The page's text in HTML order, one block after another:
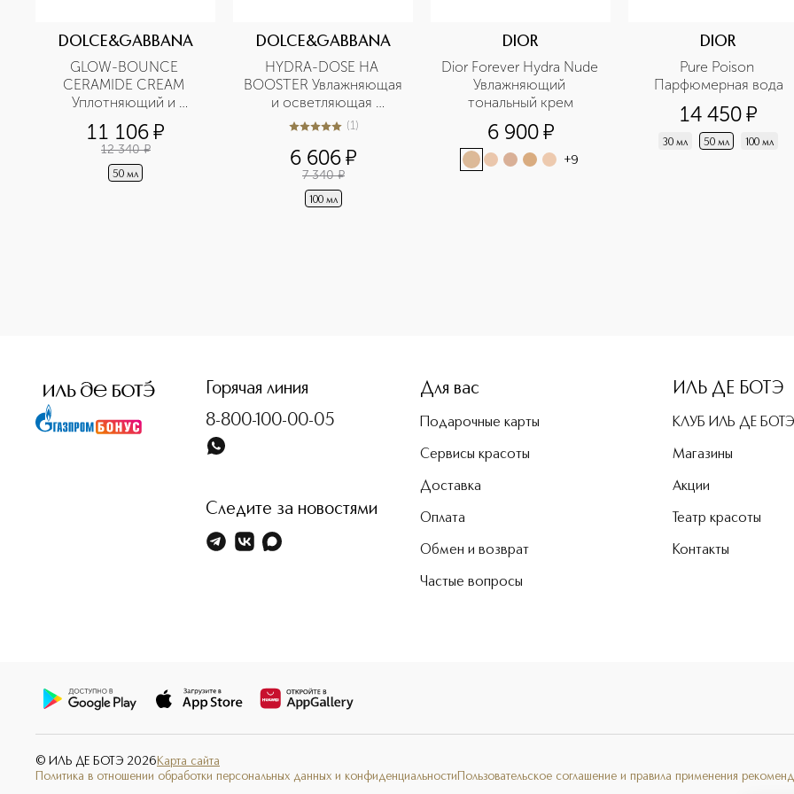
DOLCE&GABBANA
GLOW-BOUNCE
CERAMIDE CREAM
Уплотняющий и
совершенствующий
крем
11 106¤
12 340 ¤
50 мл
DOLCE&GABBANA
HYDRA-DOSE HA
BOOSTER Увлажняющая
и осветляющая
эссенция
5из 51 (1)
6 606¤
7 340 ¤
100 мл
DIOR
Dior Forever Hydra Nude
Увлажняющий
тональный крем
6 900¤
+9
DIOR
Pure Poison
Парфюмерная вода
14 450¤
30 мл 50 мл 100 мл
Горячая линия
8-800-100-00-05
Следите за новостями
Для вас
Подарочные карты
Сервисы красоты
Доставка
Оплата
Обмен и возврат
Частые вопросы
ИЛЬ ДЕ БОТЭ
КЛУБ ИЛЬ ДЕ БОТЭ
Магазины
Акции
Театр красоты
Контакты
© ИЛЬ ДЕ БОТЭ 2026 Карта сайта
Политика в отношении обработки персональных данных и конфиденциальности Пользовательское соглашение и правила применения